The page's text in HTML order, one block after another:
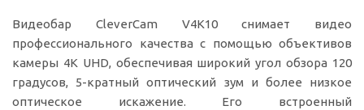
Видеобар CleverCam V4K10 снимает видео
профессионального качества с помощью объективов
камеры 4K UHD, обеспечивая широкий угол обзора 120
градусов, 5-кратный оптический зум и более низкое
оптическое искажение. Его встроенный